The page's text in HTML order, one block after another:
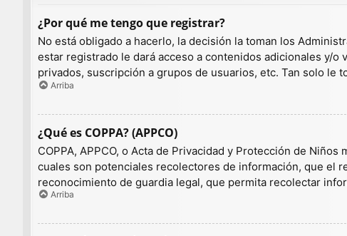
¿Por qué me tengo que registrar?
No está obligado a hacerlo, la decisión la toman los
estar registrado le dará acceso a contenidos adicionales y/
privados, suscripción a grupos de usuarios, etc. Tan solo le
Arriba
¿Qué es COPPA? (APPCO)
COPPA, APPCO, o Acta de Privacidad y Protección de
cuales son potenciales recolectores de información, que el
reconocimiento de guardia legal, que permita recolectar
Arriba